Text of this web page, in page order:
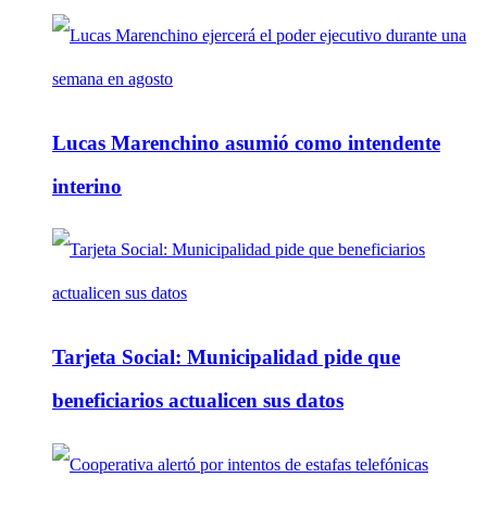
Lucas Marenchino asumió como intendente
interino
Tarjeta Social: Municipalidad pide que
beneficiarios actualicen sus datos